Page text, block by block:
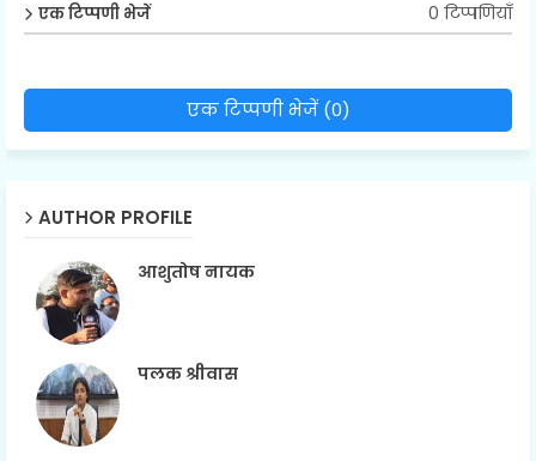
एक टिप्पणी भेजें 0 टिप्पणियाँ
एक टिप्पणी भेजें (0)
AUTHOR PROFILE
आशुतोष नायक
पलक श्रीवास